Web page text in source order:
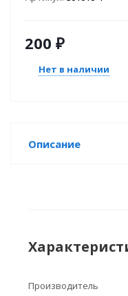
200 ₽
Нет в наличии
Описание
Производитель